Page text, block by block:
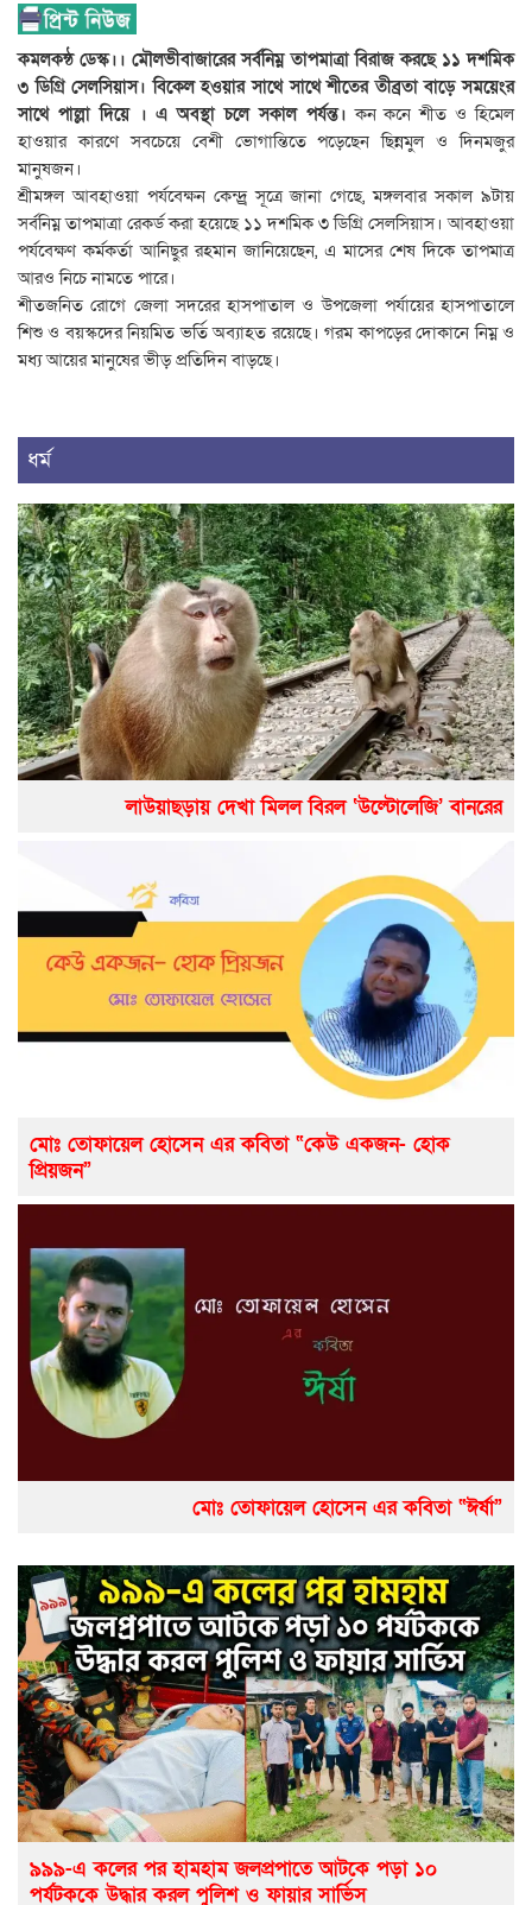
কমলকন্ঠ ডেস্ক।। মৌলভীবাজারের সর্বনিম্ন তাপমাত্রা বিরাজ করছে ১১ দশমিক
৩ ডিগ্রি সেলসিয়াস। বিকেল হওয়ার সাথে সাথে শীতের তীব্রতা বাড়ে সময়েংর
সাথে পাল্লা দিয়ে । এ অবস্থা চলে সকাল পর্যন্ত। কন কনে শীত ও হিমেল
হাওয়ার কারণে সবচেয়ে বেশী ভোগান্তিতে পড়েছেন ছিন্নমুল ও দিনমজুর
মানুষজন।
শ্রীমঙ্গল আবহাওয়া পর্যবেক্ষন কেন্দ্র্র সূত্রে জানা গেছে, মঙ্গলবার সকাল ৯টায়
সর্বনিম্ন তাপমাত্রা রেকর্ড করা হয়েছে ১১ দশমিক ৩ ডিগ্রি সেলসিয়াস। আবহাওয়া
পর্যবেক্ষণ কর্মকর্তা আনিছুর রহমান জানিয়েছেন, এ মাসের শেষ দিকে তাপমাত্র
আরও নিচে নামতে পারে।
শীতজনিত রোগে জেলা সদরের হাসপাতাল ও উপজেলা পর্যায়ের হাসপাতালে
শিশু ও বয়স্কদের নিয়মিত ভর্তি অব্যাহত রয়েছে। গরম কাপড়ের দোকানে নিম্ন ও
মধ্য আয়ের মানুষের ভীড় প্রতিদিন বাড়ছে।
ধর্ম
লাউয়াছড়ায় দেখা মিলল বিরল ‘উল্টোলেজি’ বানরের
মোঃ তোফায়েল হোসেন এর কবিতা “কেউ একজন- হোক
প্রিয়জন”
মোঃ তোফায়েল হোসেন এর কবিতা “ঈর্ষা”
৯৯৯-এ কলের পর হামহাম জলপ্রপাতে আটকে পড়া ১০
পর্যটককে উদ্ধার করল পুলিশ ও ফায়ার সার্ভিস